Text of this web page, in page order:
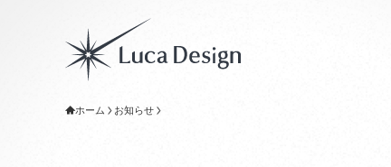
ホーム お知らせ